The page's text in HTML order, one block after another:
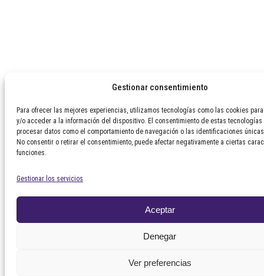
Gestionar consentimiento
Para ofrecer las mejores experiencias, utilizamos tecnologías como las cookies
y/o acceder a la información del dispositivo. El consentimiento de estas
procesar datos como el comportamiento de navegación o las identificaciones
No consentir o retirar el consentimiento, puede afectar negativamente a ciertas
funciones.
Gestionar los servicios
Aceptar
Denegar
Ver preferencias